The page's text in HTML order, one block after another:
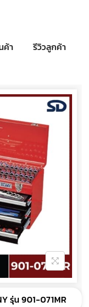
ค้า
รีวิวลูกค้า
รุ่น 901-071MR